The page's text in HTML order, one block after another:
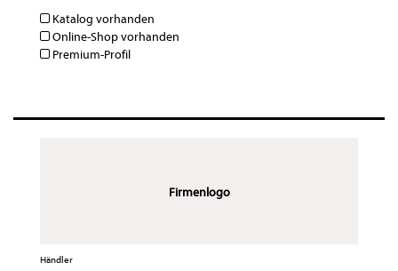
Katalog vorhanden
Online-Shop vorhanden
Premium-Profil
Firmenlogo
Händler